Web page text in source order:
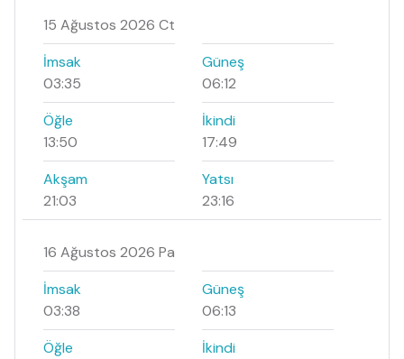
15 Ağustos 2026 Ct
İmsak
03:35
Güneş
06:12
Öğle
13:50
İkindi
17:49
Akşam
21:03
Yatsı
23:16
16 Ağustos 2026 Pa
İmsak
03:38
Güneş
06:13
Öğle
İkindi